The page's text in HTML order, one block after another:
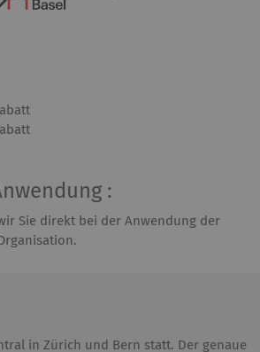
:
Sie direkt bei der Anwendung der
in Zürich und Bern statt. Der genaue